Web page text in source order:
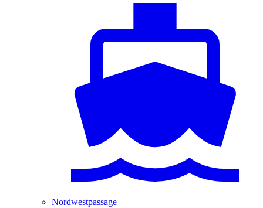
Nordwestpassage